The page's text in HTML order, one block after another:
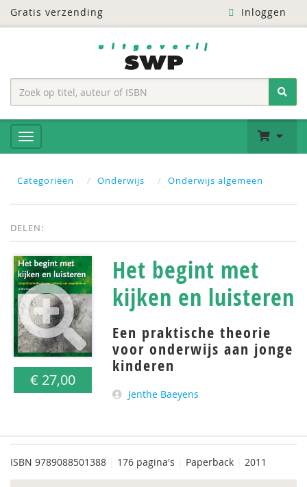
Gratis verzending Inloggen
Categoriëen Onderwijs Onderwijs algemeen
DELEN:
€ 27,00
Het begint met
kijken en luisteren
Een praktische theorie
voor onderwijs aan jonge
kinderen
Jenthe Baeyens
ISBN 9789088501388 176 pagina's Paperback 2011